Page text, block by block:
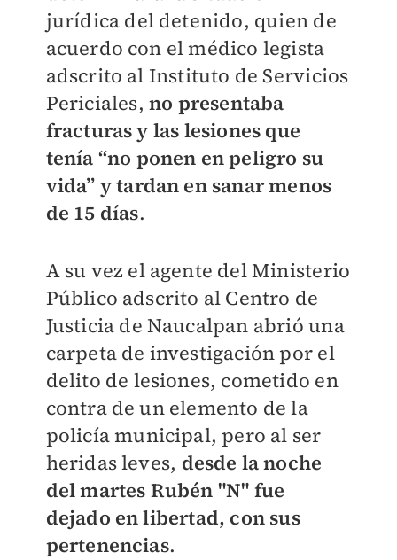
jurídica del detenido, quien de
acuerdo con el médico legista
adscrito al Instituto de Servicios
Periciales, no presentaba
fracturas y las lesiones que
tenía “no ponen en peligro su
vida” y tardan en sanar menos
de 15 días.
A su vez el agente del Ministerio
Público adscrito al Centro de
Justicia de Naucalpan abrió una
carpeta de investigación por el
delito de lesiones, cometido en
contra de un elemento de la
policía municipal, pero al ser
heridas leves, desde la noche
del martes Rubén "N" fue
dejado en libertad, con sus
pertenencias.